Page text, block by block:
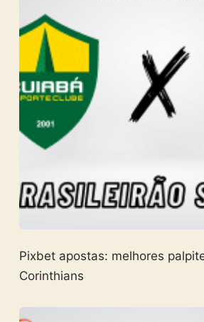
Pixbet apostas: melhores
Corinthians